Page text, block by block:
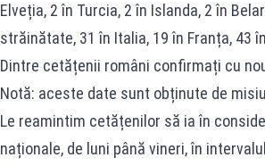
Elveția, 2 în Turcia, 2 în Islanda, 2 în
străinătate, 31 în Italia, 19 în Franța, 43
Dintre cetățenii români confirmați cu
Notă: aceste date sunt obținute de
Le reamintim cetățenilor să ia în
naționale, de luni până vineri, în